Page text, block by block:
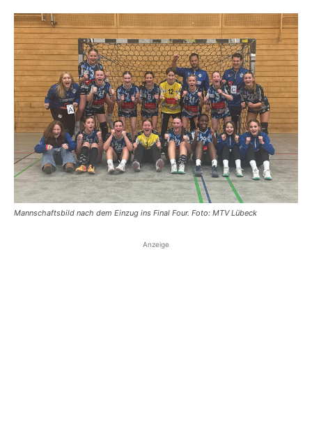
Mannschaftsbild nach dem Einzug ins Final Four. Foto: MTV Lübeck
Anzeige